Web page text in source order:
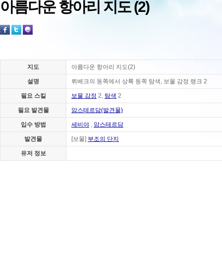
아름다운 항아리 지도 (2)
지도 아름다운 항아리 지도(2)
설명 뤼베크의 동쪽에서 상륙 동쪽 탐색, 보물 감정 랭크 2
필요 스킬 보물 감정 2, 탐색 2
필요 발견물 암스테르담(발견물)
입수 방법 세비야 , 암스테르담
발견물 [보물] 부조의 단지
유저 정보